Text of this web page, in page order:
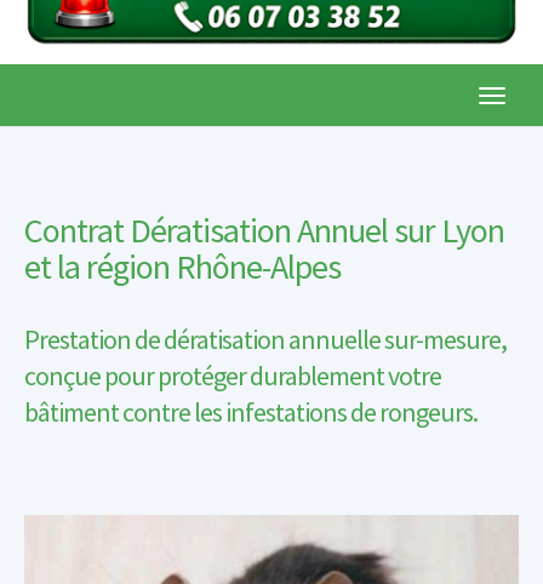
Contrat Dératisation Annuel sur Lyon
et la région Rhône-Alpes
Prestation de dératisation annuelle sur-mesure,
conçue pour protéger durablement votre
bâtiment contre les infestations de rongeurs.